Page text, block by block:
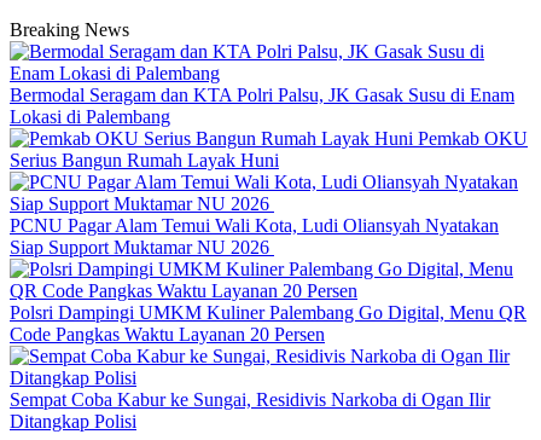
Breaking News
Bermodal Seragam dan KTA Polri Palsu, JK Gasak Susu di Enam
Lokasi di Palembang
Pemkab OKU
Serius Bangun Rumah Layak Huni
PCNU Pagar Alam Temui Wali Kota, Ludi Oliansyah Nyatakan
Siap Support Muktamar NU 2026
Polsri Dampingi UMKM Kuliner Palembang Go Digital, Menu QR
Code Pangkas Waktu Layanan 20 Persen
Sempat Coba Kabur ke Sungai, Residivis Narkoba di Ogan Ilir
Ditangkap Polisi